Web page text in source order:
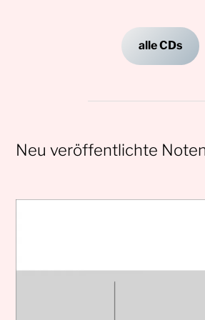
alle CDs
Neu veröffentlichte